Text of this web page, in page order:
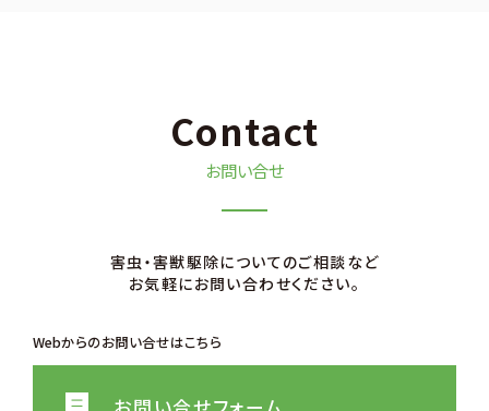
Contact
お問い合せ
害⾍・害獣駆除についてのご相談など
お気軽にお問い合わせください。
Webからのお問い合せはこちら